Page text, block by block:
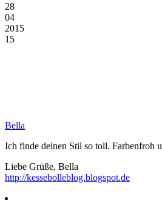
28
04
2015
15
Bella
Ich finde deinen Stil so toll. Farbenfroh
Liebe Grüße, Bella
http://kessebolleblog.blogspot.de